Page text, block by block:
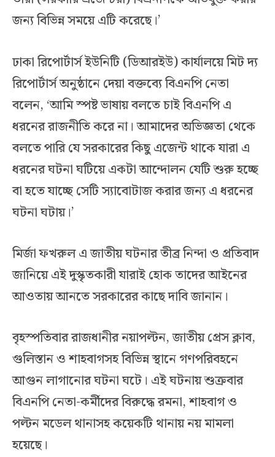
জন্য বিভিন্ন সময়ে এটি করেছে।’
ঢাকা রিপোর্টার্স ইউনিটি (ডিআরইউ) কার্যালয়ে মিট দ্য
রিপোর্টার্স অনুষ্ঠানে দেয়া বক্তব্যে বিএনপি নেতা
বলেন, ‘আমি স্পষ্ট ভাষায় বলতে চাই বিএনপি এ
ধরনের রাজনীতি করে না। আমাদের অভিজ্ঞতা থেকে
বলতে পারি যে সরকারের কিছু এজেন্ট থাকে যারা এ
ধরনের ঘটনা ঘটিয়ে একটা আন্দোলন যেটি শুরু হচ্ছে
বা হতে যাচ্ছে সেটি স্যাবোটাজ করার জন্য এ ধরনের
ঘটনা ঘটায়।’
মির্জা ফখরুল এ জাতীয় ঘটনার তীব্র নিন্দা ও প্রতিবাদ
জানিয়ে এই দুস্কৃতকারী যারাই হোক তাদের আইনের
আওতায় আনতে সরকারের কাছে দাবি জানান।
বৃহস্পতিবার রাজধানীর নয়াপল্টন, জাতীয় প্রেস ক্লাব,
গুলিস্তান ও শাহবাগসহ বিভিন্ন স্থানে গণপরিবহনে
আগুন লাগানোর ঘটনা ঘটে। এই ঘটনায় শুক্রবার
বিএনপি নেতা-কর্মীদের বিরুদ্ধে রমনা, শাহবাগ ও
পল্টন মডেল থানাসহ কয়েকটি থানায় নয় মামলা
হয়েছে।